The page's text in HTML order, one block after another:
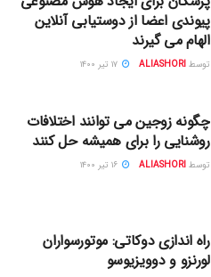
پیوندی اعضا از دوستیابی آنلاین
الهام می گیرند
توسط ALIASHORI ۱۷ تیر ۱۴۰۰
چگونه زوجین می توانند اختلافات
روشنایی را برای همیشه حل کنند
توسط ALIASHORI ۱۶ تیر ۱۴۰۰
راه اندازی دوکاتی: موتورسواران
لورنزو و دوویزیوسو